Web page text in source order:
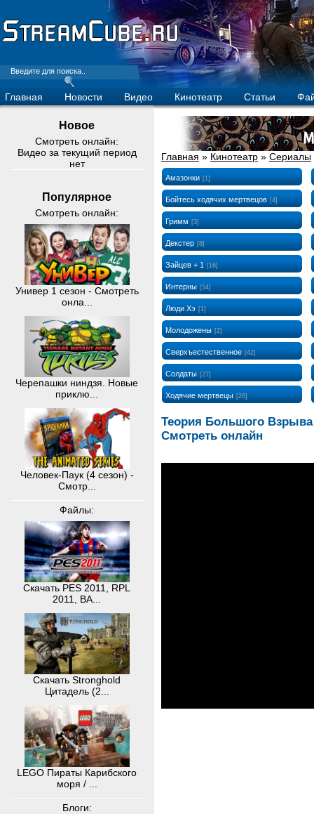
Главная Новости Видео Кинотеатр Статьи
Новое
Смотреть онлайн:
Видео за текущий период
нет
Популярное
Смотреть онлайн:
Универ 1 сезон - Смотреть
онла...
Черепашки ниндзя. Новые
приклю...
Человек-Паук (4 сезон) -
Смотр...
Файлы:
Скачать PES 2011, RPL
2011, BA...
Скачать Stronghold
Цитадель (2...
LEGO Пираты Карибского
моря / ...
Блоги:
Главная » Кинотеатр » Сериалы
Амазонки [1]
Бойтесь ходячих мертвецов [4]
Гримм [3]
Декстер [8]
Зайцев + 1 [16]
Интерны [54]
Люди Хэ [1]
Молодожены [2]
Сверхъестественное [42]
Солдаты [27]
Ходячие мертвецы [26]
Теория Большого Взрыва
Смотреть онлайн